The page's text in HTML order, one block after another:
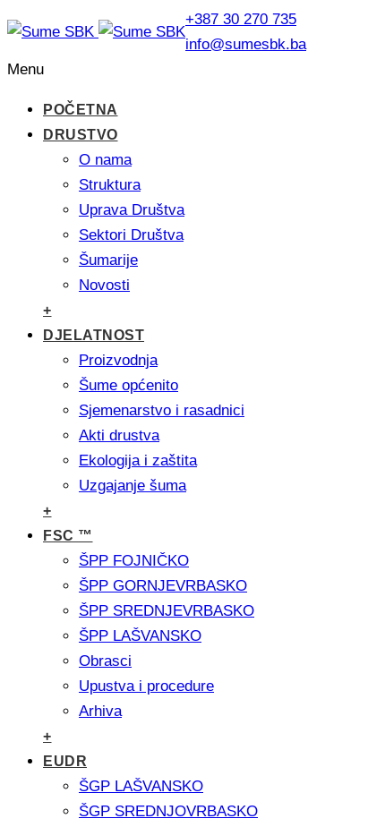
+387 30 270 735
info@sumesbk.ba
Menu
POČETNA
DRUSTVO
O nama
Struktura
Uprava Društva
Sektori Društva
Šumarije
Novosti
+
DJELATNOST
Proizvodnja
Šume općenito
Sjemenarstvo i rasadnici
Akti drustva
Ekologija i zaštita
Uzgajanje šuma
+
FSC ™
ŠPP FOJNIČKO
ŠPP GORNJEVRBASKO
ŠPP SREDNJEVRBASKO
ŠPP LAŠVANSKO
Obrasci
Upustva i procedure
Arhiva
+
EUDR
ŠGP LAŠVANSKO
ŠGP SREDNJOVRBASKO